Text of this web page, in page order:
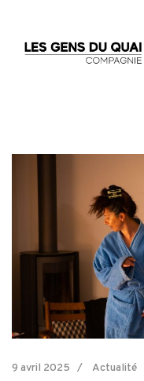
9 avril 2025 Actualité